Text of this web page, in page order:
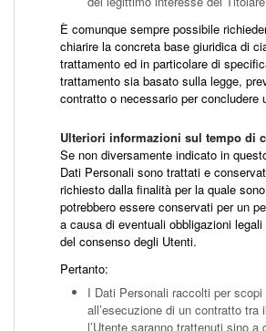
È comunque sempre possibile
chiarire la concreta base giuridica di
trattamento ed in particolare di
trattamento sia basato sulla legge,
contratto o necessario per concludere
Ulteriori informazioni sul tempo di
Se non diversamente indicato in
Dati Personali sono trattati e
richiesto dalla finalità per la quale
potrebbero essere conservati per un
a causa di eventuali obbligazioni
del consenso degli Utenti.
Pertanto:
I Dati Personali raccolti per scopi
all’esecuzione di un contratto tra
l’Utente saranno trattenuti sino a